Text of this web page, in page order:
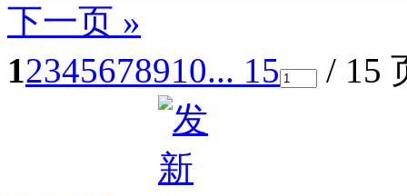
下一页 »
12345678910... 15 / 15